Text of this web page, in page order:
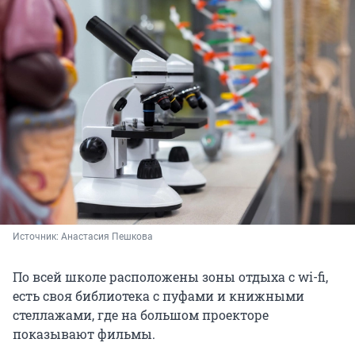
Источник: Анастасия Пешкова
По всей школе расположены зоны отдыха с wi-fi,
есть своя библиотека с пуфами и книжными
стеллажами, где на большом проекторе
показывают фильмы.